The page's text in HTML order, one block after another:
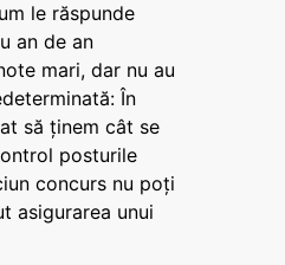
le răspunde
an de an
mari, dar nu au
În
să ținem cât se
posturile
concurs nu poți
asigurarea unui